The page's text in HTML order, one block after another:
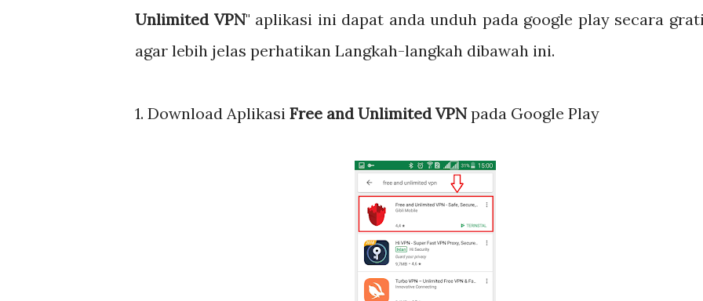
Unlimited VPN" aplikasi ini dapat anda unduh pada google play secara
agar lebih jelas perhatikan Langkah-langkah dibawah ini.
1. Download Aplikasi Free and Unlimited VPN pada Google Play